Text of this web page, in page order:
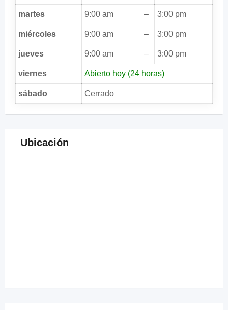
martes 9:00 am – 3:00 pm
miércoles 9:00 am – 3:00 pm
jueves 9:00 am – 3:00 pm
viernes Abierto hoy (24 horas)
sábado Cerrado
Ubicación